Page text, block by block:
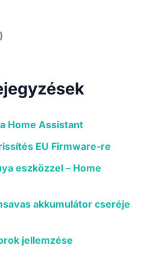
Home Assistant
EU Firmware-re
eszközzel – Home
akkumulátor cseréje
jellemzése